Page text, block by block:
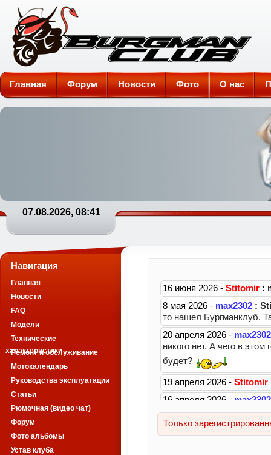
Burgman-Club
Главная Форум Новости Фото О нас
07.08.2026, 08:41
Навигация
Главная
Новости
FAQ
Модели
Технические
характеристики
Ремонт и обслуживание
Мотокалендарь
Руководства эксплуатации
Статьи
Рюмочная (видео чат)
Форум
Фото альбомы
Устав клуба